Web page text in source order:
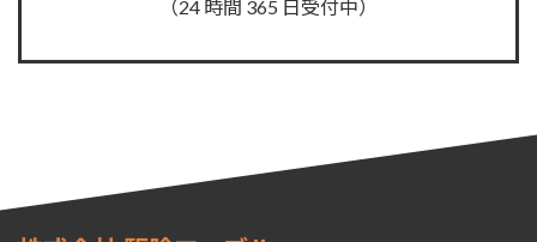
（24 時間 365 日受付中）